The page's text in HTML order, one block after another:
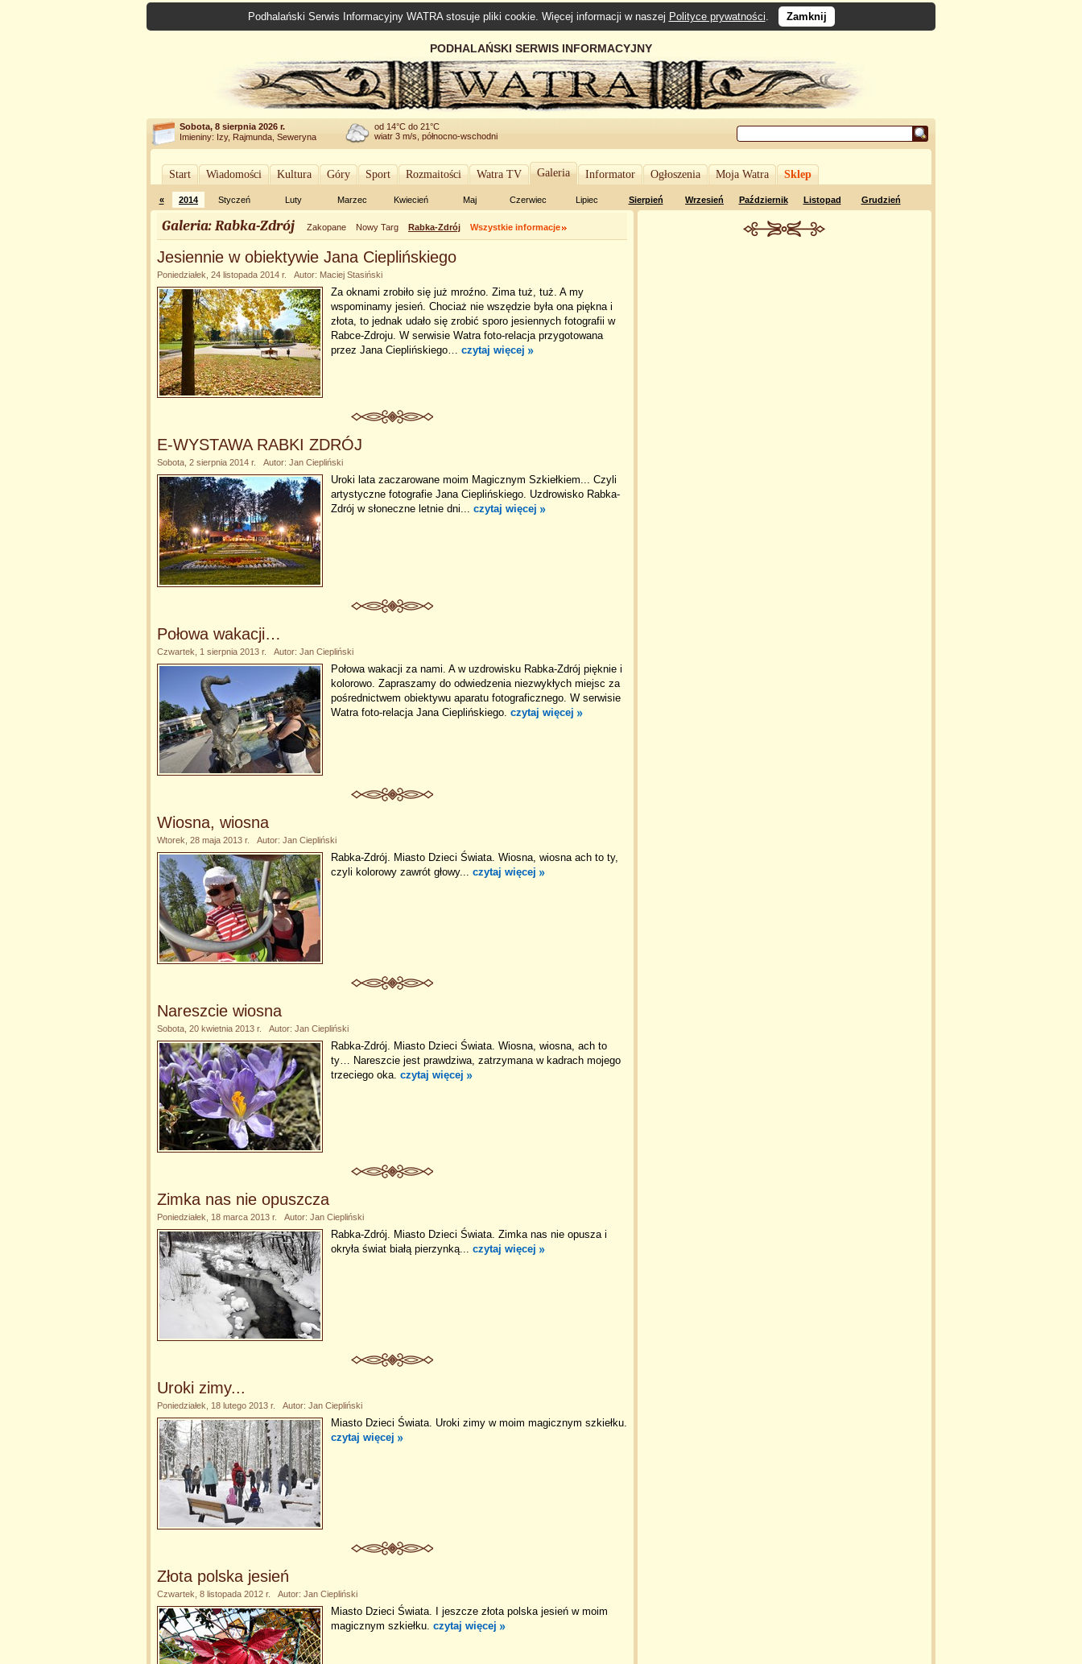
Podhalański Serwis Informacyjny WATRA stosuje pliki cookie. Więcej informacji w naszej Polityce prywatności. Zamknij
PODHALAŃSKI SERWIS INFORMACYJNY
Sobota, 8 sierpnia 2026 r.
Imieniny: Izy, Rajmunda, Seweryna
od 14°C do 21°C
wiatr 3 m/s, północno-wschodni
Start Wiadomości Kultura Góry Sport Rozmaitości Watra TV Galeria Informator Ogłoszenia Moja Watra Sklep
« 2014 Styczeń Luty Marzec Kwiecień Maj Czerwiec Lipiec Sierpień Wrzesień Październik Listopad Grudzień
Galeria: Rabka-Zdrój Zakopane Nowy Targ Rabka-Zdrój Wszystkie informacje
Jesiennie w obiektywie Jana Cieplińskiego
Poniedziałek, 24 listopada 2014 r. Autor: Maciej Stasiński
Za oknami zrobiło się już mroźno. Zima tuż, tuż. A my
wspominamy jesień. Chociaż nie wszędzie była ona piękna i
złota, to jednak udało się zrobić sporo jesiennych fotografii w
Rabce-Zdroju. W serwisie Watra foto-relacja przygotowana
przez Jana Cieplińskiego… czytaj więcej
E-WYSTAWA RABKI ZDRÓJ
Sobota, 2 sierpnia 2014 r. Autor: Jan Ciepliński
Uroki lata zaczarowane moim Magicznym Szkiełkiem... Czyli
artystyczne fotografie Jana Cieplińskiego. Uzdrowisko Rabka-
Zdrój w słoneczne letnie dni... czytaj więcej
Połowa wakacji…
Czwartek, 1 sierpnia 2013 r. Autor: Jan Ciepliński
Połowa wakacji za nami. A w uzdrowisku Rabka-Zdrój pięknie i
kolorowo. Zapraszamy do odwiedzenia niezwykłych miejsc za
pośrednictwem obiektywu aparatu fotograficznego. W serwisie
Watra foto-relacja Jana Cieplińskiego. czytaj więcej
Wiosna, wiosna
Wtorek, 28 maja 2013 r. Autor: Jan Ciepliński
Rabka-Zdrój. Miasto Dzieci Świata. Wiosna, wiosna ach to ty,
czyli kolorowy zawrót głowy... czytaj więcej
Nareszcie wiosna
Sobota, 20 kwietnia 2013 r. Autor: Jan Ciepliński
Rabka-Zdrój. Miasto Dzieci Świata. Wiosna, wiosna, ach to
ty… Nareszcie jest prawdziwa, zatrzymana w kadrach mojego
trzeciego oka. czytaj więcej
Zimka nas nie opuszcza
Poniedziałek, 18 marca 2013 r. Autor: Jan Ciepliński
Rabka-Zdrój. Miasto Dzieci Świata. Zimka nas nie opusza i
okryła świat białą pierzynką... czytaj więcej
Uroki zimy...
Poniedziałek, 18 lutego 2013 r. Autor: Jan Ciepliński
Miasto Dzieci Świata. Uroki zimy w moim magicznym szkiełku.
czytaj więcej
Złota polska jesień
Czwartek, 8 listopada 2012 r. Autor: Jan Ciepliński
Miasto Dzieci Świata. I jeszcze złota polska jesień w moim
magicznym szkiełku. czytaj więcej